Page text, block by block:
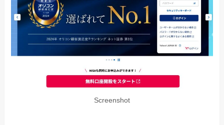
Screenshot